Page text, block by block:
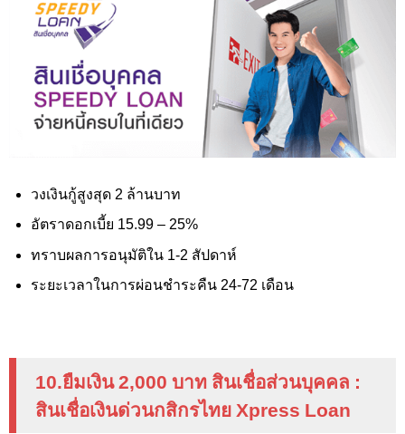
วงเงินกู้สูงสุด 2 ล้านบาท
อัตราดอกเบี้ย 15.99 – 25%
ทราบผลการอนุมัติใน 1-2 สัปดาห์
ระยะเวลาในการผ่อนชำระคืน 24-72 เดือน
10.ยืมเงิน 2,000 บาท สินเชื่อส่วนบุคคล :
สินเชื่อเงินด่วนกสิกรไทย Xpress Loan